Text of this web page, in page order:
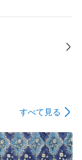
すべて見る